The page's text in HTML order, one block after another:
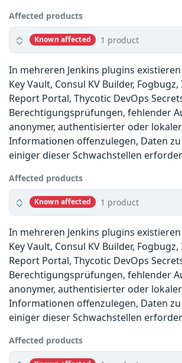
Affected products
Known affected 1 product
In mehreren Jenkins plugins
Key Vault, Consul KV Builder,
Report Portal, Thycotic DevOps
Berechtigungsprüfungen, fehlender
anonymer, authentisierter oder
Informationen offenzulegen, Daten
einiger dieser Schwachstellen
Affected products
Known affected 1 product
In mehreren Jenkins plugins
Key Vault, Consul KV Builder,
Report Portal, Thycotic DevOps
Berechtigungsprüfungen, fehlender
anonymer, authentisierter oder
Informationen offenzulegen, Daten
einiger dieser Schwachstellen
Affected products